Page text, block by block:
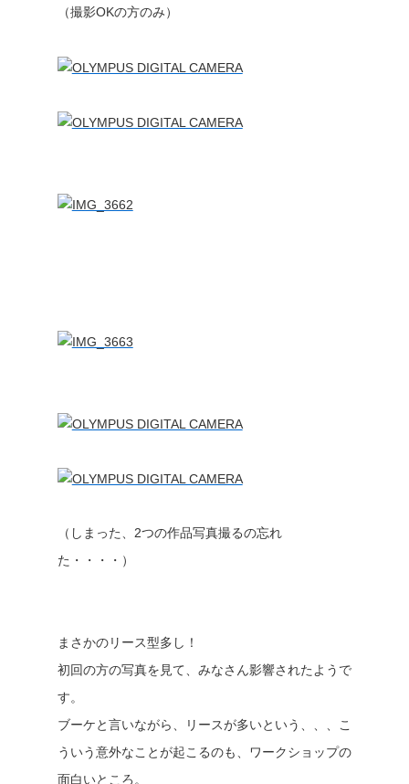
（撮影OKの方のみ）
（しまった、2つの作品写真撮るの忘れ
た・・・・）
まさかのリース型多し！
初回の方の写真を見て、みなさん影響されたようで
す。
ブーケと言いながら、リースが多いという、、、こ
ういう意外なことが起こるのも、ワークショップの
面白いところ。